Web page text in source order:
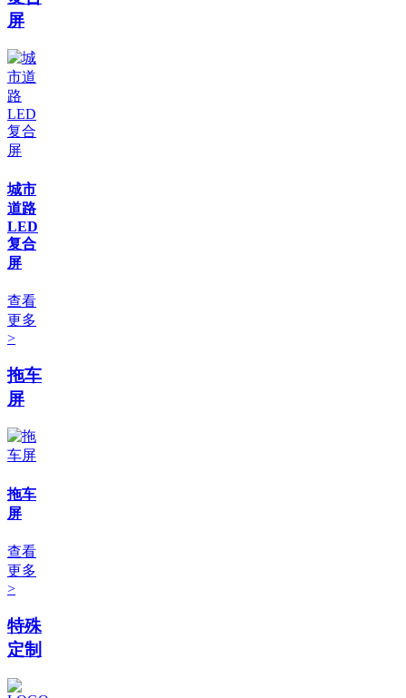
屏
城市
道路
LED
复合
屏
查看
更多
>
拖车
屏
拖车
屏
查看
更多
>
特殊
定制